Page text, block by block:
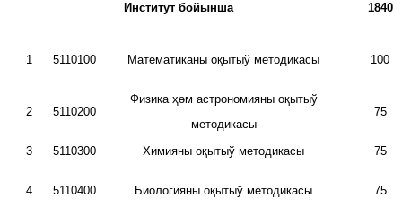
Институт бойынша 1840
1 5110100 Математиканы оқытыў методикасы 100
2 5110200
Физика ҳәм астрономияны оқытыў
методикасы
75
3 5110300 Химияны оқытыў методикасы 75
4 5110400 Биологияны оқытыў методикасы 75